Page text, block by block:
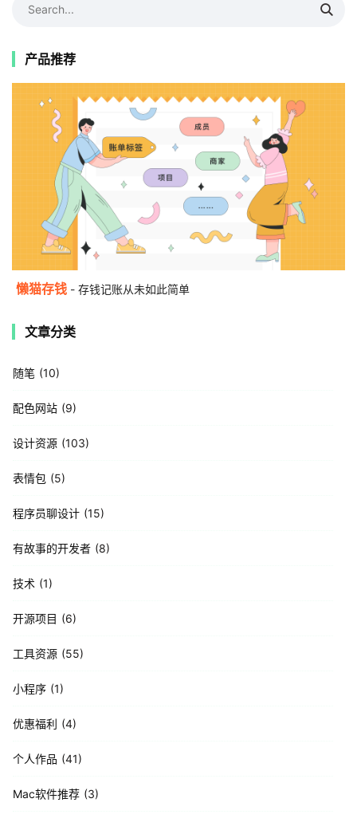
产品推荐
懒猫存钱 - 存钱记账从未如此简单
文章分类
随笔 10
配色网站 9
设计资源 103
表情包 5
程序员聊设计 15
有故事的开发者 8
技术 1
开源项目 6
工具资源 55
小程序 1
优惠福利 4
个人作品 41
Mac软件推荐 3